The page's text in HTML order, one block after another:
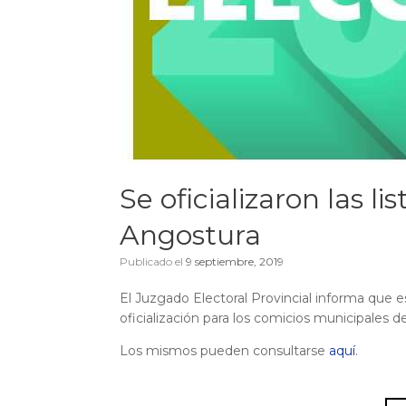
Se oficializaron las
Angostura
Publicado el 9 septiembre, 2019
El Juzgado Electoral Provincial informa que
oficialización para los comicios municipales
Los mismos pueden consultarse aquí.